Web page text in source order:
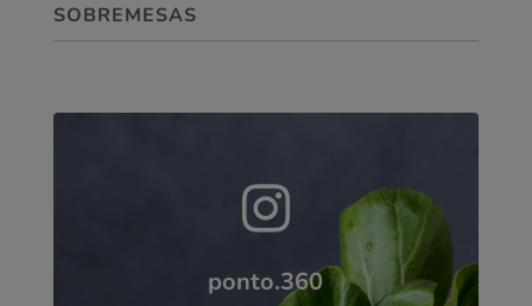
SOBREMESAS

ponto.360